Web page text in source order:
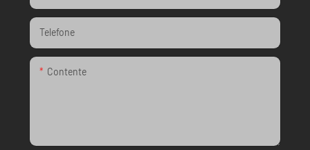
Telefone
Contente